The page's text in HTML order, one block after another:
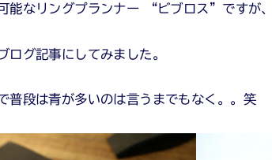
能なリングプランナー “ビブロス”ですが、
ログ記事にしてみました。
普段は青が多いのは言うまでもなく。。笑